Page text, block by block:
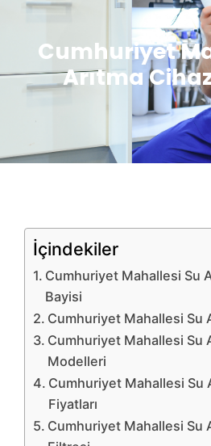
Cumhuriyet
Arıtma
İçindekiler
Cumhuriyet Mahallesi Su
Bayisi
Cumhuriyet Mahallesi Su
Cumhuriyet Mahallesi Su
Modelleri
Cumhuriyet Mahallesi Su
Fiyatları
Cumhuriyet Mahallesi Su